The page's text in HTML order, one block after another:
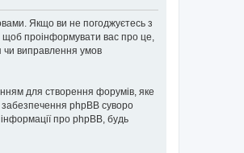
Якщо ви не погоджуєтесь з
проінформувати вас про це,
чи виправлення умов
для створення форумів, яке
забезпечення phpBB суворо
про phpBB, будь